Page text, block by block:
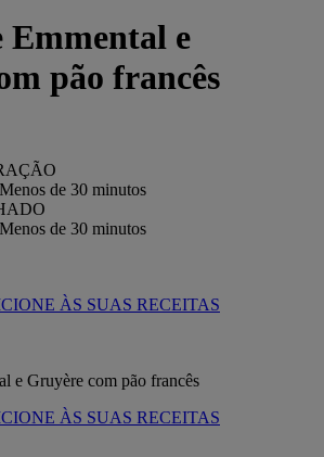
Emmental e
pão francês
Menos de 30 minutos
Menos de 30 minutos
ÀS SUAS RECEITAS
ÀS SUAS RECEITAS